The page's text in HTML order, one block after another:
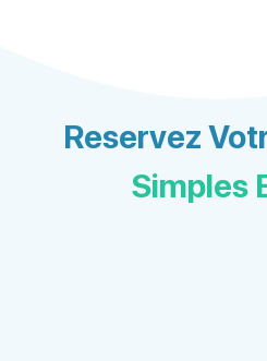
Reservez
Simples